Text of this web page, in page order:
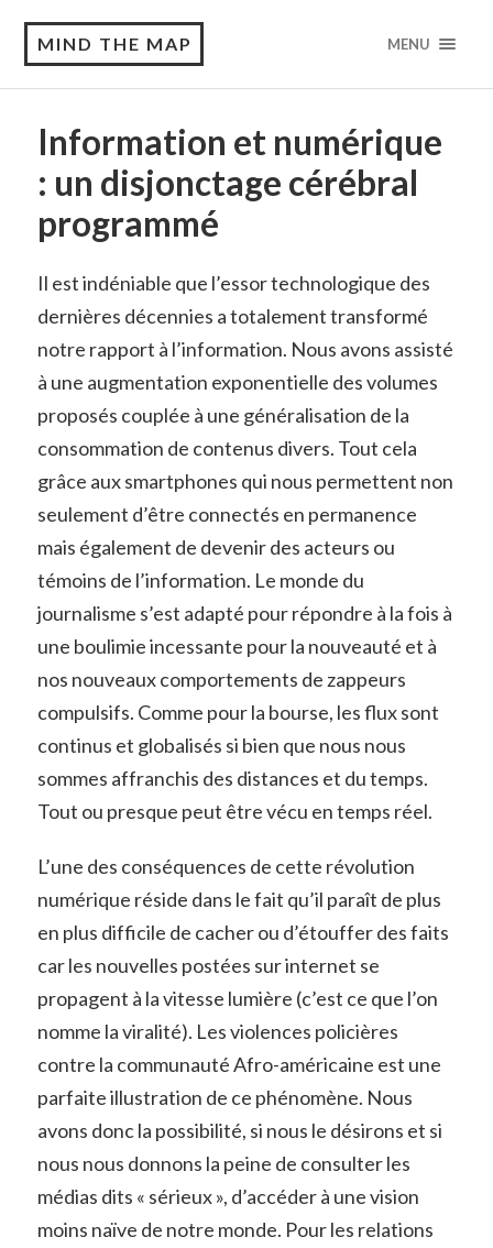
MIND THE MAP MENU
Information et numérique
: un disjonctage cérébral
programmé
Il est indéniable que l’essor technologique des
dernières décennies a totalement transformé
notre rapport à l’information. Nous avons assisté
à une augmentation exponentielle des volumes
proposés couplée à une généralisation de la
consommation de contenus divers. Tout cela
grâce aux smartphones qui nous permettent non
seulement d’être connectés en permanence
mais également de devenir des acteurs ou
témoins de l’information. Le monde du
journalisme s’est adapté pour répondre à la fois à
une boulimie incessante pour la nouveauté et à
nos nouveaux comportements de zappeurs
compulsifs. Comme pour la bourse, les flux sont
continus et globalisés si bien que nous nous
sommes affranchis des distances et du temps.
Tout ou presque peut être vécu en temps réel.
L’une des conséquences de cette révolution
numérique réside dans le fait qu’il paraît de plus
en plus difficile de cacher ou d’étouffer des faits
car les nouvelles postées sur internet se
propagent à la vitesse lumière (c’est ce que l’on
nomme la viralité). Les violences policières
contre la communauté Afro-américaine est une
parfaite illustration de ce phénomène. Nous
avons donc la possibilité, si nous le désirons et si
nous nous donnons la peine de consulter les
médias dits « sérieux », d’accéder à une vision
moins naïve de notre monde. Pour les relations